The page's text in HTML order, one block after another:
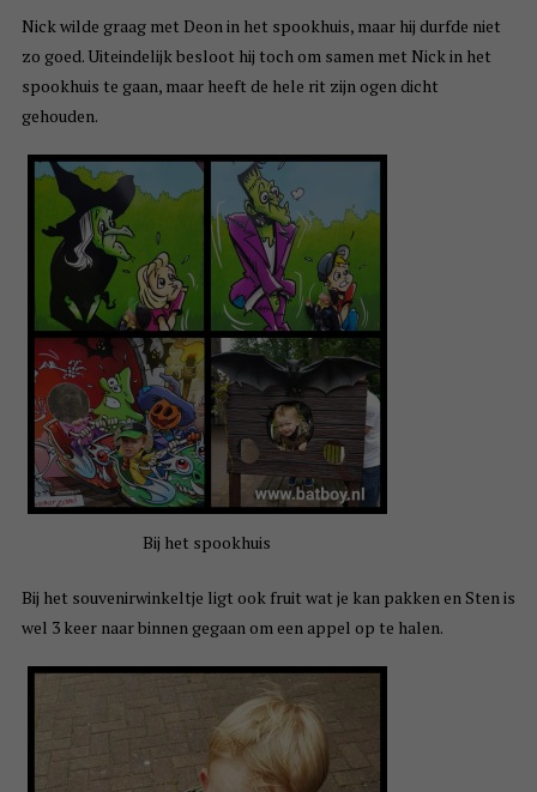
Nick wilde graag met Deon in het spookhuis, maar hij durfde niet
zo goed. Uiteindelijk besloot hij toch om samen met Nick in het
spookhuis te gaan, maar heeft de hele rit zijn ogen dicht
gehouden.
Bij het spookhuis
Bij het souvenirwinkeltje ligt ook fruit wat je kan pakken en Sten is
wel 3 keer naar binnen gegaan om een appel op te halen.